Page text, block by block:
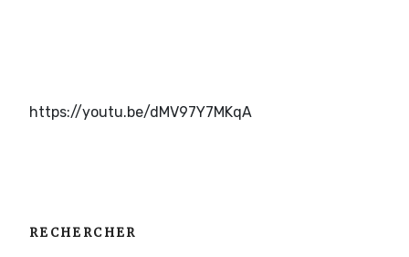
https://youtu.be/dMV97Y7MKqA
RECHERCHER